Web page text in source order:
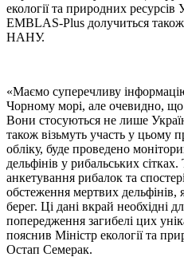
екології та природних ресурсів
EMBLAS-Plus долучиться також
НАНУ.
«Маємо суперечливу
Чорному морі, але очевидно, що
Вони стосуються не лише
також візьмуть участь у цьому
обліку, буде проведено
дельфінів у рибальських сітках.
анкетування рибалок та
обстеження мертвих дельфінів,
берег. Ці дані вкрай необхідні
попередження загибелі цих
пояснив Міністр екології та
Остап Семерак.